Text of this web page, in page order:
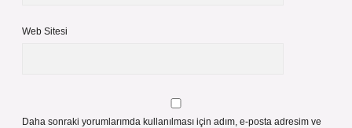
Web Sitesi
Daha sonraki yorumlarımda kullanılması için adım, e-posta adresim ve